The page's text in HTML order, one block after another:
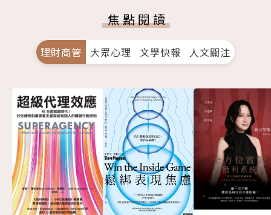
焦點閱讀
理財商管 大眾心理 文學快報 人文關注